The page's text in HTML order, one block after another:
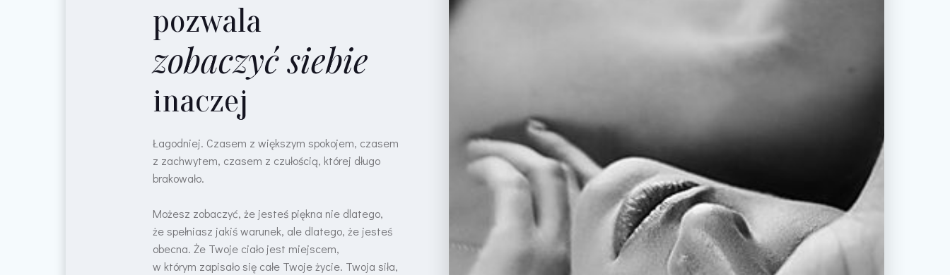
pozwala
zobaczyć siebie
inaczej
Łagodniej. Czasem z większym spokojem, czasem
z zachwytem, czasem z czułością, której długo
brakowało.
Możesz zobaczyć, że jesteś piękna nie dlatego,
że spełniasz jakiś warunek, ale dlatego, że jesteś
obecna. Że Twoje ciało jest miejscem,
w którym zapisało się całe Twoje życie. Twoja siła,